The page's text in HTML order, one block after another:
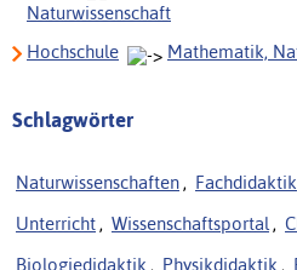
Naturwissenschaft
Hochschule
Mathematik,
Schlagwörter
Naturwissenschaften , Fachdidaktik
Unterricht , Wissenschaftsportal ,
Biologiedidaktik , Physikdidaktik ,